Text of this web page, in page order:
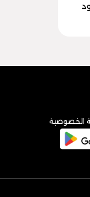
الخصوصية